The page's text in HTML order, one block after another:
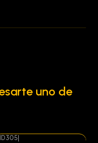
uno de
ID305